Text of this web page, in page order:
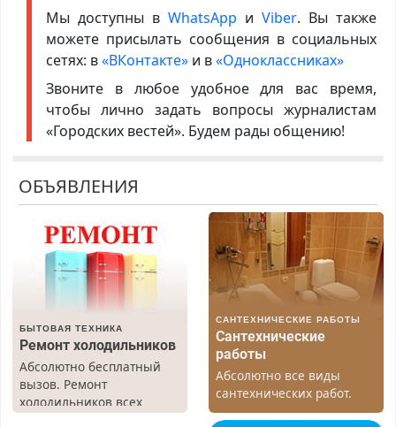
Мы доступны в WhatsApp иViber. Вы также
можете присылать сообщения в социальных
сетях: в«ВКонтакте»и в«Одноклассниках»
Звоните в любое удобное для вас время,
чтобы лично задать вопросы журналистам
«Городских вестей». Будем рады общению!
ОБЪЯВЛЕНИЯ
БЫТОВАЯ ТЕХНИКА
Ремонт холодильников
Абсолютно бесплатный
вызов. Ремонт
холодильников всех
САНТЕХНИЧЕСКИЕ РАБОТЫ
Сантехнические
работы
Абсолютно все виды
сантехнических работ.
Быстро. Качественно.